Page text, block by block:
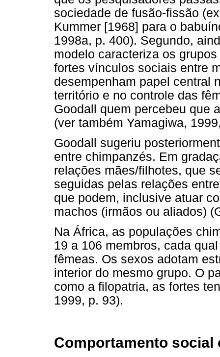
sociedade de fusão-fissão
Kummer [1968] para o
1998a, p. 400). Segundo,
modelo caracteriza os
fortes vínculos sociais entre
desempenham papel central
território e no controle das
Goodall quem percebeu que
(ver também Yamagiwa,
Goodall sugeriu
entre chimpanzés. Em
relações mães/filhotes, que
seguidas pelas relações
que podem, inclusive atuar
machos (irmãos ou aliados)
Na África, as populações
19 a 106 membros, cada
fêmeas. Os sexos adotam
interior do mesmo grupo. O
como a filopatria, as fortes
1999, p. 93).
Comportamento social